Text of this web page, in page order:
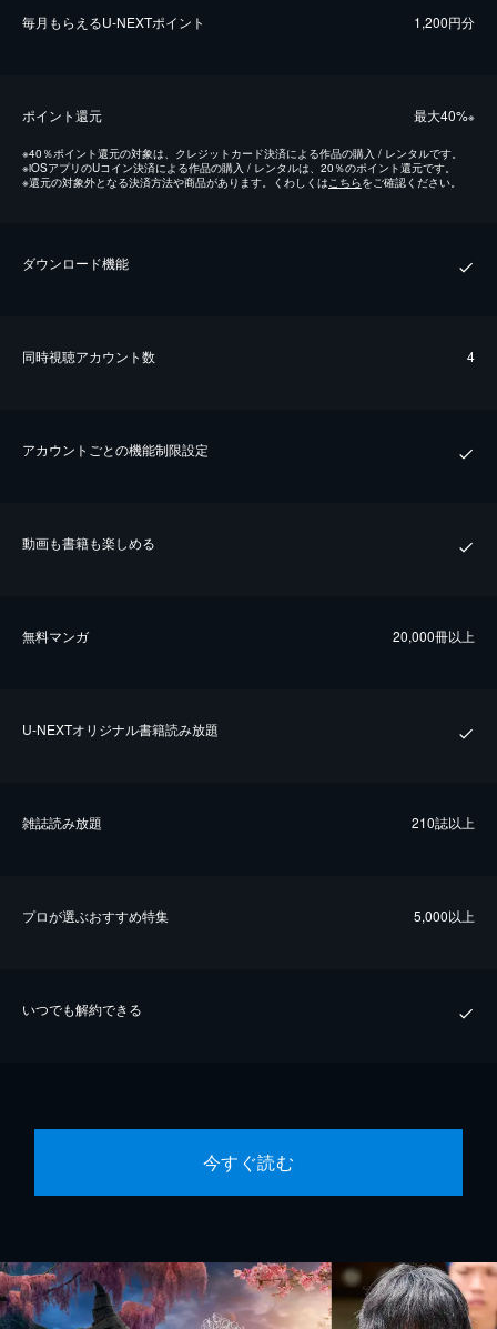
毎⽉もらえるU-NEXTポイント 1,200円分
ポイント還元 最⼤40%※
※40％ポイント還元の対象は、クレジットカード決済による作品の購入 / レンタルです。
※iOSアプリのUコイン決済による作品の購入 / レンタルは、20％のポイント還元です。
※還元の対象外となる決済方法や商品があります。くわしくは こちらをご確認ください。
ダウンロード機能
同時視聴アカウント数 4
アカウントごとの機能制限設定
動画も書籍も楽しめる
無料マンガ 20,000冊以上
U-NEXTオリジナル書籍読み放題
雑誌読み放題 210誌以上
プロが選ぶおすすめ特集 5,000以上
いつでも解約できる
今すぐ読む